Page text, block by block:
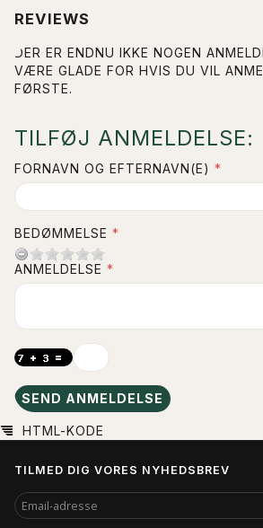
REVIEWS
DER ER ENDNU IKKE NOGEN
VÆRE GLADE FOR HVIS DU VIL
FØRSTE.
TILFØJ ANMELDELSE:
FORNAVN OG EFTERNAVN(E)
BEDØMMELSE
ANMELDELSE
SEND ANMELDELSE
HTML-KODE
TILMED DIG VORES NYHEDSBREV
EMAIL-
ADRESSE